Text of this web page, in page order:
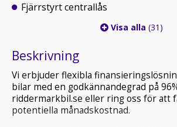
Fjärrstyrt centrallås
Visa alla (31)
Beskrivning
Vi erbjuder flexibla
bilar med en godkännandegrad på
riddermarkbil.se eller ring oss för att
potentiella månadskostnad.